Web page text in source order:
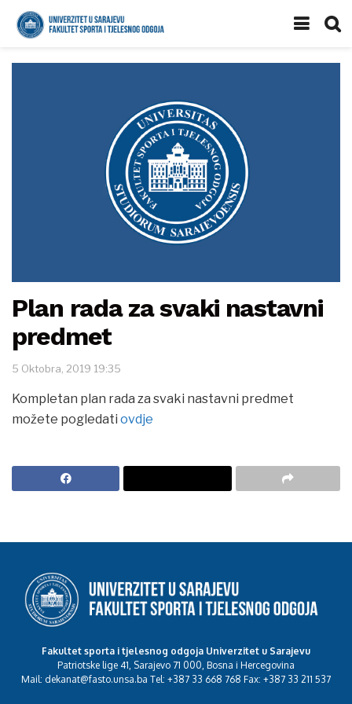
Plan rada za svaki nastavni
predmet
5 Oktobra, 2019 19:35
Kompletan plan rada za svaki nastavni predmet
možete pogledati ovdje
Fakultet sporta i tjelesnog odgoja Univerzitet u Sarajevu
Patriotske lige 41, Sarajevo 71 000, Bosna i Hercegovina
Mail: dekanat@fasto.unsa.ba Tel: +387 33 668 768 Fax: +387 33 211 537